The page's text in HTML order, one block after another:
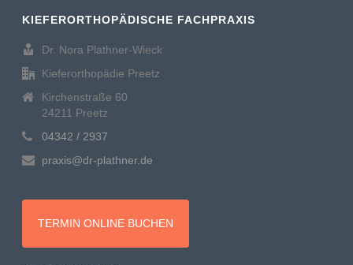
KIEFERORTHOPÄDISCHE FACHPRAXIS
Dr. Nora Plathner-Wieck
Kieferorthopädie Preetz
Kirchenstraße 60
24211 Preetz
04342 / 2937
praxis@dr-plathner.de
TERMIN ONLINE BUCHEN